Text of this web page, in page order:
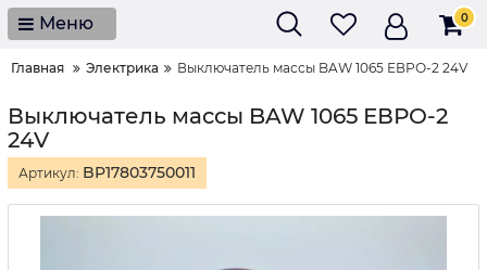
Меню 0
Главная Электрика Выключатель массы BAW 1065 ЕВРО-2 24V
Выключатель массы BAW 1065 ЕВРО-2
24V
Артикул: BP17803750011